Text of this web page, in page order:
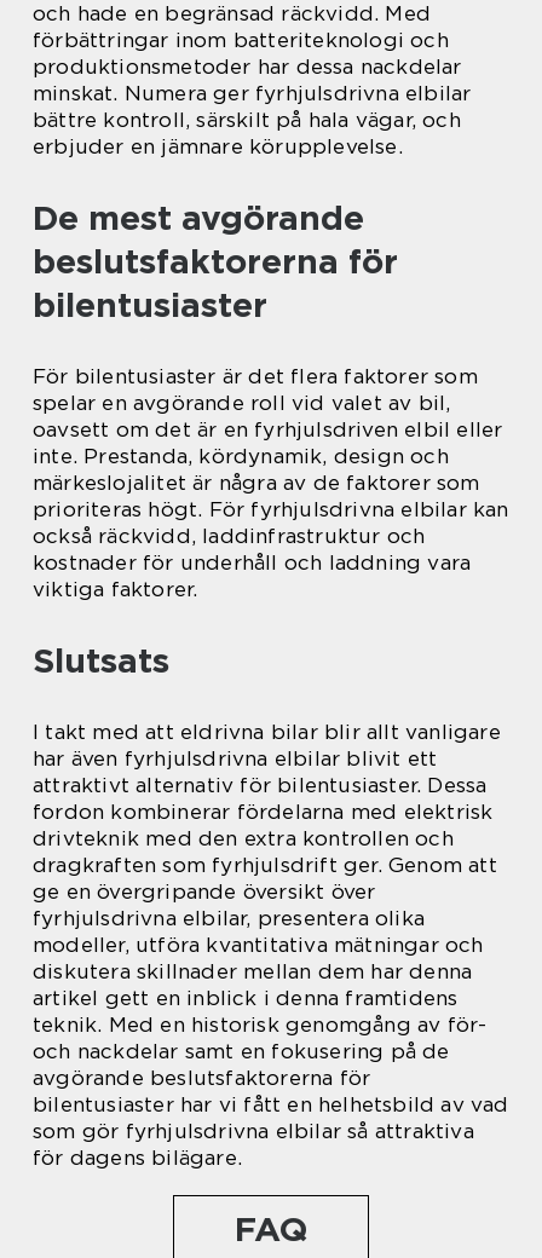
och hade en begränsad räckvidd. Med
förbättringar inom batteriteknologi och
produktionsmetoder har dessa nackdelar
minskat. Numera ger fyrhjulsdrivna elbilar
bättre kontroll, särskilt på hala vägar, och
erbjuder en jämnare körupplevelse.
De mest avgörande
beslutsfaktorerna för
bilentusiaster
För bilentusiaster är det flera faktorer som
spelar en avgörande roll vid valet av bil,
oavsett om det är en fyrhjulsdriven elbil eller
inte. Prestanda, kördynamik, design och
märkeslojalitet är några av de faktorer som
prioriteras högt. För fyrhjulsdrivna elbilar kan
också räckvidd, laddinfrastruktur och
kostnader för underhåll och laddning vara
viktiga faktorer.
Slutsats
I takt med att eldrivna bilar blir allt vanligare
har även fyrhjulsdrivna elbilar blivit ett
attraktivt alternativ för bilentusiaster. Dessa
fordon kombinerar fördelarna med elektrisk
drivteknik med den extra kontrollen och
dragkraften som fyrhjulsdrift ger. Genom att
ge en övergripande översikt över
fyrhjulsdrivna elbilar, presentera olika
modeller, utföra kvantitativa mätningar och
diskutera skillnader mellan dem har denna
artikel gett en inblick i denna framtidens
teknik. Med en historisk genomgång av för-
och nackdelar samt en fokusering på de
avgörande beslutsfaktorerna för
bilentusiaster har vi fått en helhetsbild av vad
som gör fyrhjulsdrivna elbilar så attraktiva
för dagens bilägare.
FAQ